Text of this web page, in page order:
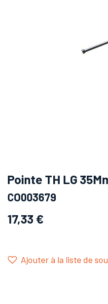
Pointe TH LG
CO003679
17,33 €
Ajouter à la liste de